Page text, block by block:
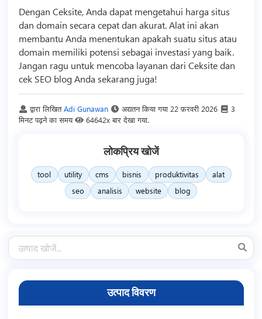
Dengan Ceksite, Anda dapat mengetahui harga situs
dan domain secara cepat dan akurat. Alat ini akan
membantu Anda menentukan apakah suatu situs atau
domain memiliki potensi sebagai investasi yang baik.
Jangan ragu untuk mencoba layanan dari Ceksite dan
cek SEO blog Anda sekarang juga!
द्वारा लिखितAdi Gunawan अद्यतन किया गया 22 फ़रवरी 2026
3
मिनट पढ़ने का समय
64642x बार देखा गया.
लोकप्रिय खोजें
tool utility cms bisnis produktivitas
alat
seo
analisis website blog
उत्पाद विवरण